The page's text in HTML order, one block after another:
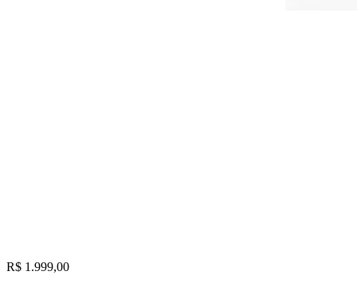
R$ 1.999,00